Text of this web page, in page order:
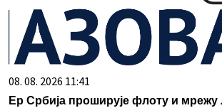
08. 08. 2026 11:41
Ер Србија проширује флоту и мрежу